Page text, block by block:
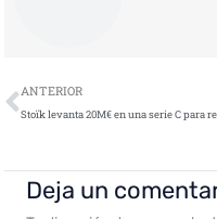
Ant
ANTERIOR
Deja un